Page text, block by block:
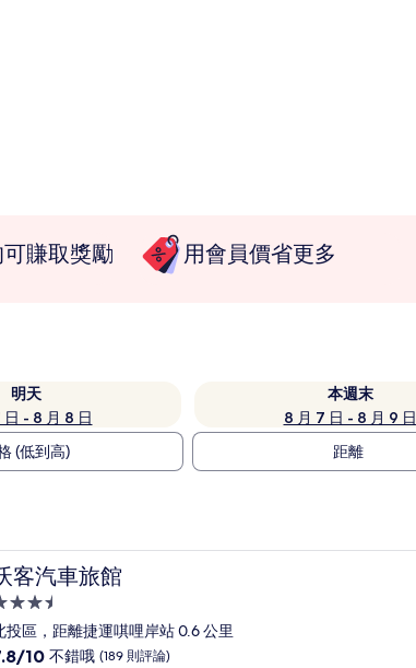
賺取獎勵 用會員價省更多
明天
日 - 8 月 8 日
本週末
8 月 7 日 - 8 月 9 日
(低到高) 距離
客汽車旅館
客汽車旅館
投區，距離捷運唭哩岸站 0.6 公里
10 不錯哦 (189 則評論)